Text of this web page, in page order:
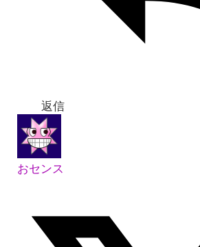
返信
おセンス